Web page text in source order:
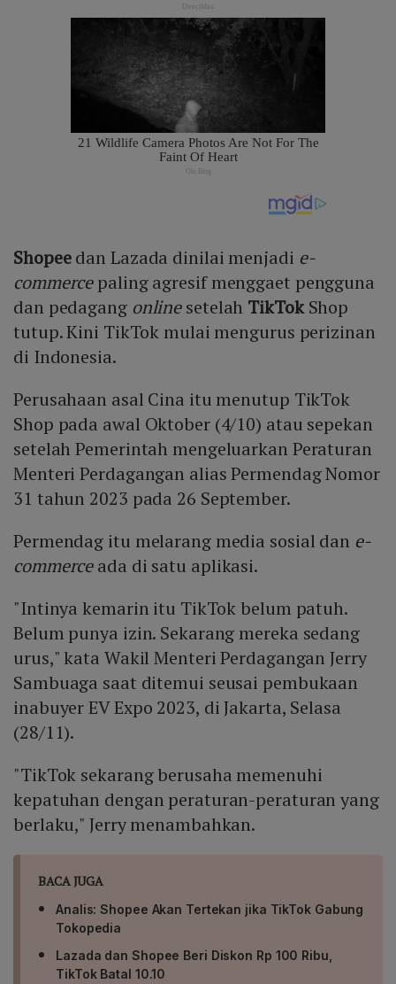
Shopeedan Lazada dinilai menjadi e-
commercepaling agresif menggaet pengguna
dan pedagang onlinesetelah TikTokShop
tutup. Kini TikTok mulai mengurus perizinan
di Indonesia.
Perusahaan asal Cina itu menutup TikTok
Shop pada awal Oktober (4/10) atau sepekan
setelah Pemerintah mengeluarkan Peraturan
Menteri Perdagangan alias Permendag Nomor
31 tahun 2023 pada 26 September.
Permendag itu melarang media sosial dan e-
commerceada di satu aplikasi.
"Intinya kemarin itu TikTok belum patuh.
Belum punya izin. Sekarang mereka sedang
urus," kata Wakil Menteri Perdagangan Jerry
Sambuaga saat ditemui seusai pembukaan
inabuyer EV Expo 2023, di Jakarta, Selasa
(28/11).
"TikTok sekarang berusaha memenuhi
kepatuhan dengan peraturan-peraturan yang
berlaku," Jerry menambahkan.
BACA JUGA
Analis: Shopee Akan Tertekan jika TikTok Gabung
Tokopedia
Lazada dan Shopee Beri Diskon Rp 100 Ribu,
TikTok Batal 10.10